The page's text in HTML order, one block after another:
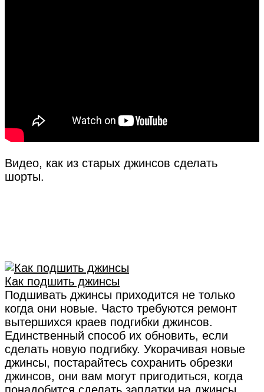
Видео, как из старых джинсов сделать
шорты.
Как подшить джинсы
Подшивать джинсы приходится не только
когда они новые. Часто требуются ремонт
вытершихся краев подгибки джинсов.
Единственный способ их обновить, если
сделать новую подгибку. Укорачивая новые
джинсы, постарайтесь сохранить обрезки
джинсов, они вам могут пригодиться, когда